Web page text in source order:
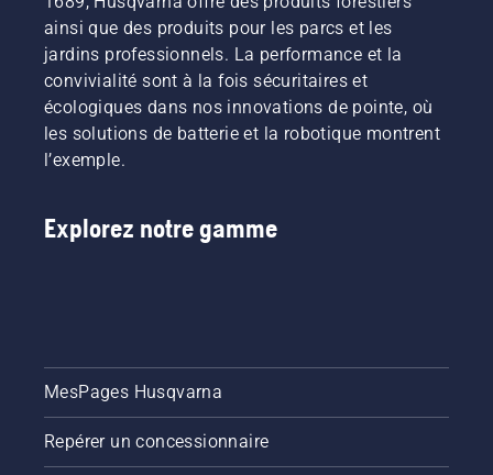
ainsi que des produits pour les parcs et les
jardins professionnels. La performance et la
convivialité sont à la fois sécuritaires et
écologiques dans nos innovations de pointe, où
les solutions de batterie et la robotique montrent
l’exemple.
Explorez notre gamme
MesPages Husqvarna
Repérer un concessionnaire